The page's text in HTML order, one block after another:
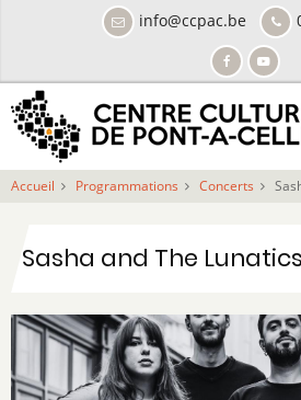
principal
info@ccpac.be
Accueil Programmations Concerts
Sasha and The Lunatics